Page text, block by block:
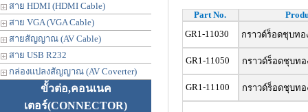
สาย HDMI (HDMI Cable)
สาย VGA (VGA Cable)
สายสัญญาณ (AV Cable)
สาย USB R232
กล่องแปลงสัญญาณ (AV Coverter)
ขั้วต่อ,คอนเนค
เตอร์(CONNECTOR)
Part No.
GR1-11030
กราวด์ร็อดชุบทอ
GR1-11050 กราวด์ร็อดชุบทอ
GR1-11100 กราวด์ร็อดชุบทอ